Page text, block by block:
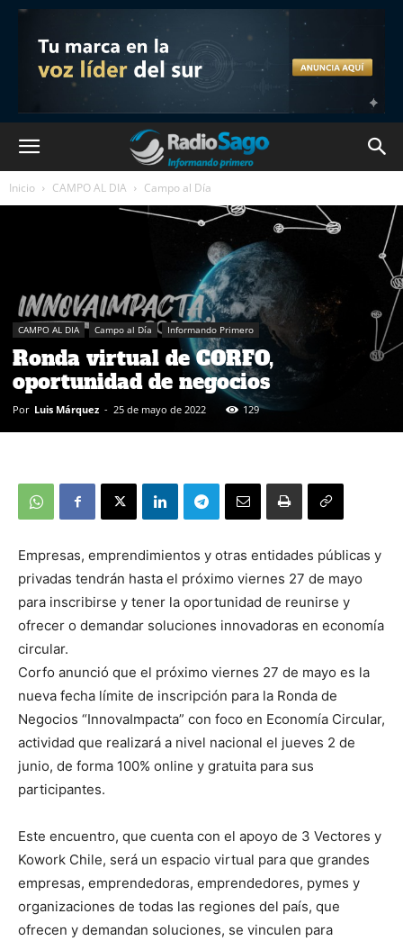
Inicio CAMPO AL DIA Campo al Día
CAMPO AL DIA Campo al Día Informando Primero
Ronda virtual de CORFO,
oportunidad de negocios
Por Luis Márquez - 25 de mayo de 2022 129
Empresas, emprendimientos y otras entidades públicas y
privadas tendrán hasta el próximo viernes 27 de mayo
para inscribirse y tener la oportunidad de reunirse y
ofrecer o demandar soluciones innovadoras en economía
circular.
Corfo anunció que el próximo viernes 27 de mayo es la
nueva fecha límite de inscripción para la Ronda de
Negocios “InnovaImpacta” con foco en Economía Circular,
actividad que realizará a nivel nacional el jueves 2 de
junio, de forma 100% online y gratuita para sus
participantes.
Este encuentro, que cuenta con el apoyo de 3 Vectores y
Kowork Chile, será un espacio virtual para que grandes
empresas, emprendedoras, emprendedores, pymes y
organizaciones de todas las regiones del país, que
ofrecen y demandan soluciones, se vinculen para